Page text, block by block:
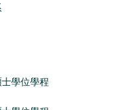
學位學程